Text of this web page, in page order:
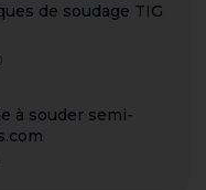
de soudage TIG
à souder semi-